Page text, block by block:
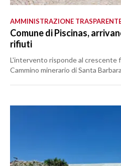
AMMINISTRAZIONE
Comune di Piscinas,
rifiuti
L'intervento risponde al crescente
Cammino minerario di Santa Barbara